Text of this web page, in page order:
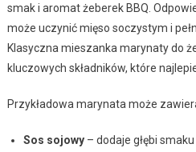
smak i aromat żeberek BBQ.
może uczynić mięso soczystym i
Klasyczna mieszanka marynaty do
kluczowych składników, które
Przykładowa marynata może
Sos sojowy– dodaje głębi